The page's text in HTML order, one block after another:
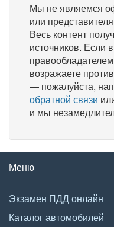
Мы не являемся
или
Весь контент
источников. Если
возражаете
— пожалуйста,
обратной связи
и мы
Меню
Экзамен ПДД онлайн
Каталог автомобилей